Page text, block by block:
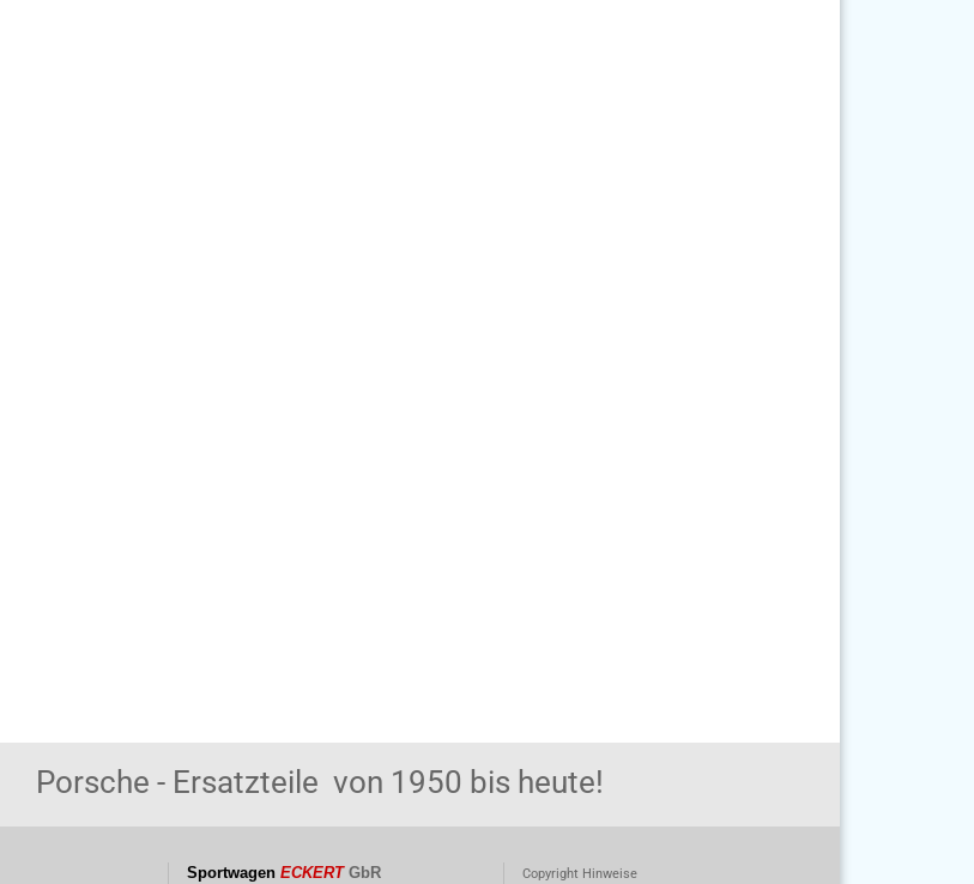
Porsche - Ersatzteile von 1950 bis heute!
Sportwagen ECKERTGbR
Copyright Hinweise